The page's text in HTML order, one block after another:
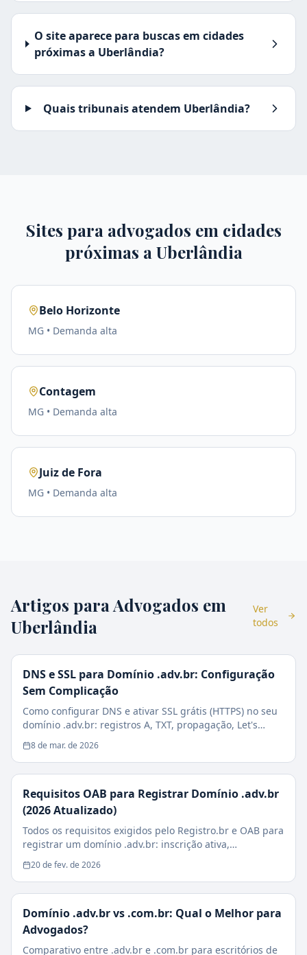
O site aparece para buscas em cidades
próximas a Uberlândia?
Quais tribunais atendem Uberlândia?
Sites para advogados em cidades
próximas aUberlândia
Belo Horizonte
MG • Demanda alta
Contagem
MG • Demanda alta
Juiz de Fora
MG • Demanda alta
Artigos para Advogados em
Uberlândia
Ver
todos
DNS e SSL para Domínio .adv.br: Configuração
Sem Complicação
Como configurar DNS e ativar SSL grátis (HTTPS) no seu
domínio .adv.br: registros A, TXT, propagação, Let's
Encrypt e checklist de segurança.
8 de mar. de 2026
Requisitos OAB para Registrar Domínio .adv.br
(2026 Atualizado)
Todos os requisitos exigidos pelo Registro.br e OAB para
registrar um domínio .adv.br: inscrição ativa,
sociedades, estagiários e casos especiais.
20 de fev. de 2026
Domínio .adv.br vs .com.br: Qual o Melhor para
Advogados?
Comparativo entre .adv.br e .com.br para escritórios de